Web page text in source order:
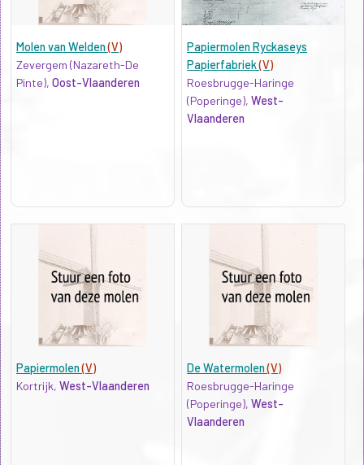
Molen van Welden(V)
Zevergem (Nazareth-De
Pinte), Oost-Vlaanderen
Papiermolen Ryckaseys
Papierfabriek(V)
Roesbrugge-Haringe
(Poperinge),West-
Vlaanderen
Papiermolen(V)
Kortrijk, West-Vlaanderen
De Watermolen(V)
Roesbrugge-Haringe
(Poperinge),West-
Vlaanderen